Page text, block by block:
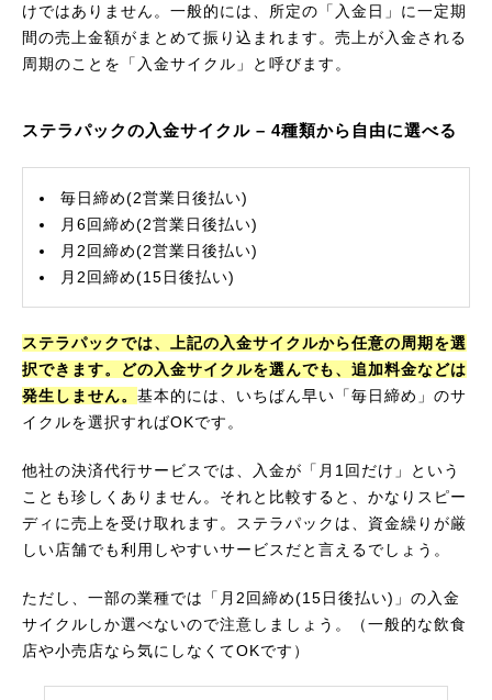
けではありません。一般的には、所定の「入金日」に一定期
間の売上金額がまとめて振り込まれます。売上が入金される
周期のことを「入金サイクル」と呼びます。
ステラパックの入金サイクル – 4種類から自由に選べる
毎日締め(2営業日後払い)
月6回締め(2営業日後払い)
月2回締め(2営業日後払い)
月2回締め(15日後払い)
ステラパックでは、上記の入金サイクルから任意の周期を選
択できます。どの入金サイクルを選んでも、追加料金などは
発生しません。 基本的には、いちばん早い「毎日締め」のサ
イクルを選択すればOKです。
他社の決済代行サービスでは、入金が「月1回だけ」という
ことも珍しくありません。それと比較すると、かなりスピー
ディに売上を受け取れます。ステラパックは、資金繰りが厳
しい店舗でも利用しやすいサービスだと言えるでしょう。
ただし、一部の業種では「月2回締め(15日後払い)」の入金
サイクルしか選べないので注意しましょう。（一般的な飲食
店や小売店なら気にしなくてOKです）